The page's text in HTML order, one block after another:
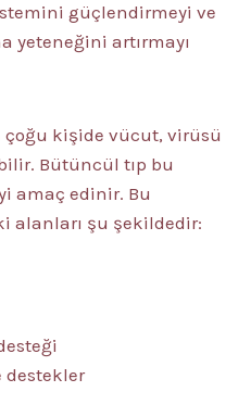
güçlendirmeyi ve
yeteneğini artırmayı
çoğu kişide vücut, virüsü
Bütüncül tıp bu
amaç edinir. Bu
alanları şu şekildedir:
destekler